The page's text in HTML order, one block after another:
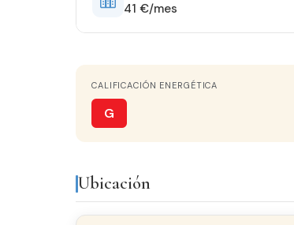
TERRAZA
41 €/mes
CALIFICACIÓN ENERGÉTICA
G
Ubicación